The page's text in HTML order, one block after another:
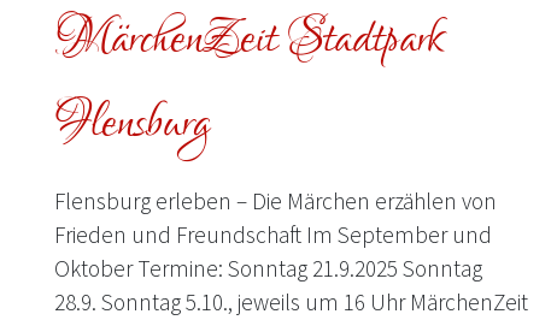
MärchenZeit Stadtpark
Flensburg
Flensburg erleben – Die Märchen erzählen von
Frieden und Freundschaft Im September und
Oktober Termine: Sonntag 21.9.2025 Sonntag
28.9. Sonntag 5.10., jeweils um 16 Uhr MärchenZeit